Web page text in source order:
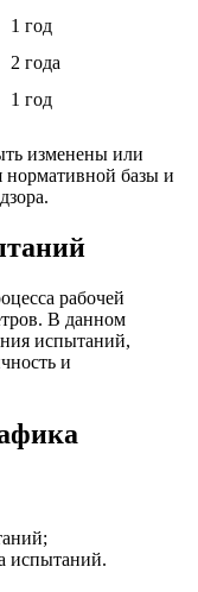
1 год
2 года
1 год
изменены или
нормативной базы и
рабочей
В данном
испытаний,
и
испытаний.